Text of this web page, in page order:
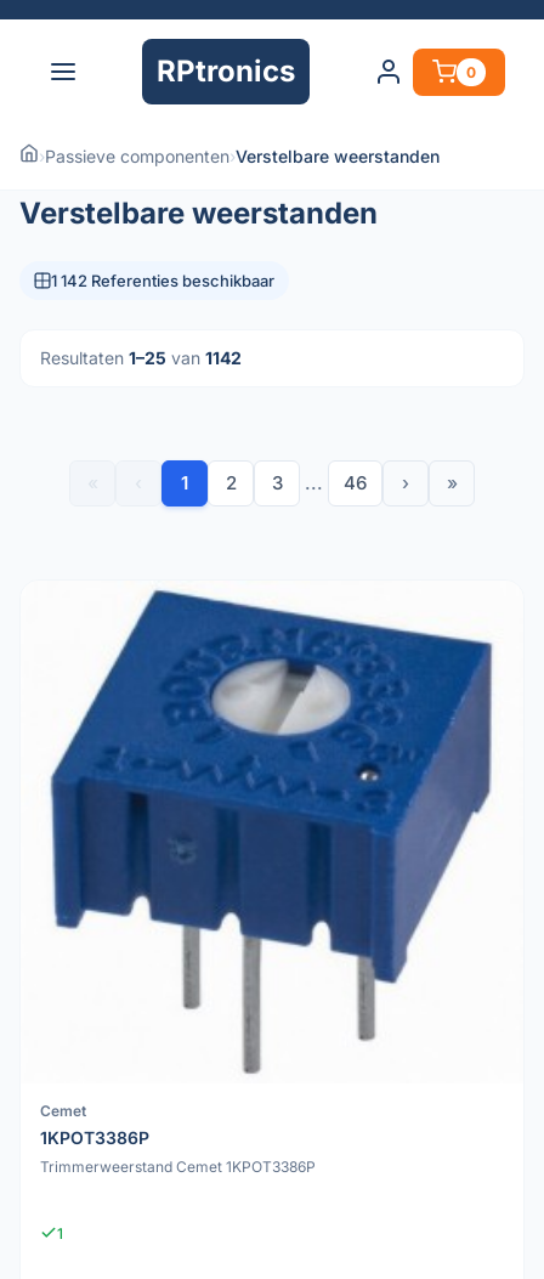
RPtronics 0
›Passieve componenten›Verstelbare weerstanden
Verstelbare weerstanden
1 142 Referenties beschikbaar
Resultaten 1–25 van 1142
1 2 3 ... 46 › »
Cemet
1KPOT3386P
Trimmerweerstand Cemet 1KPOT3386P
1